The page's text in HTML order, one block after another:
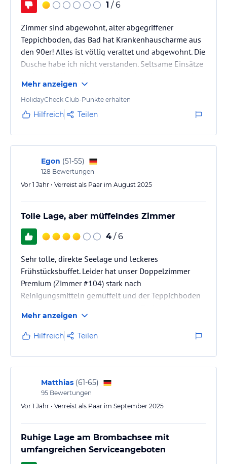
1 / 6
Zimmer sind abgewohnt, alter abgegriffener
Teppichboden, das Bad hat Krankenhauscharme aus
den 90er! Alles ist völlig veraltet und abgewohnt. Die
Dusche habe ich nicht verstanden. Seltsame Einsätze
unschönes Zustellbett gab es dann auch noch. Und
was man mit Bestimmtheit sagen kann: hier wurde
seit Eröffnung nicht viel gemacht und das sieht man
Frühstück hat auch nicht überzeugt. Geschirr erinnert
an Kurklinik oder Krankenhaus.…
Mehr anzeigen
HolidayCheck Club-Punkte erhalten
Hilfreich Teilen
Egon (51-55)
128 Bewertungen
Vor 1 Jahr • Verreist als Paar im August 2025
Tolle Lage, aber müffelndes Zimmer
4 / 6
Sehr tolle, direkte Seelage und leckeres
Frühstücksbuffet. Leider hat unser Doppelzimmer
Premium (Zimmer #104) stark nach
Reinigungsmitteln gemüffelt und der Teppichboden
Zimmer nicht gereinigt worden.
Mehr anzeigen
Hilfreich Teilen
Matthias (61-65)
95 Bewertungen
Vor 1 Jahr • Verreist als Paar im September 2025
Ruhige Lage am Brombachsee mit
umfangreichen Serviceangeboten